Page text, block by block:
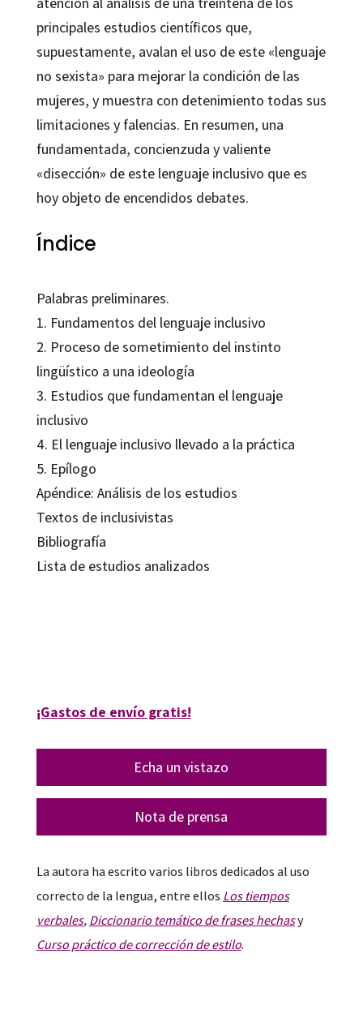
principales estudios científicos que,
supuestamente, avalan el uso de este «lenguaje
no sexista» para mejorar la condición de las
mujeres, y muestra con detenimiento todas sus
limitaciones y falencias. En resumen, una
fundamentada, concienzuda y valiente
«disección» de este lenguaje inclusivo que es
hoy objeto de encendidos debates.
Índice
Palabras preliminares.
1. Fundamentos del lenguaje inclusivo
2. Proceso de sometimiento del instinto
lingüístico a una ideología
3. Estudios que fundamentan el lenguaje
inclusivo
4. El lenguaje inclusivo llevado a la práctica
5. Epílogo
Apéndice: Análisis de los estudios
Textos de inclusivistas
Bibliografía
Lista de estudios analizados
¡Gastos de envío gratis!
Echa un vistazo
Nota de prensa
La autora ha escrito varios libros dedicados al uso
correcto de la lengua, entre ellos Los tiempos
verbales,Diccionario temático de frases hechasy
Curso práctico de corrección de estilo.